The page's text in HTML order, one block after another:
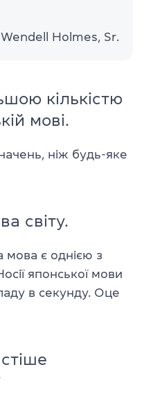
Holmes, Sr.
кількістю
мові.
ніж будь-яке
світу.
мова є однією з
японської мови
в секунду. Оце